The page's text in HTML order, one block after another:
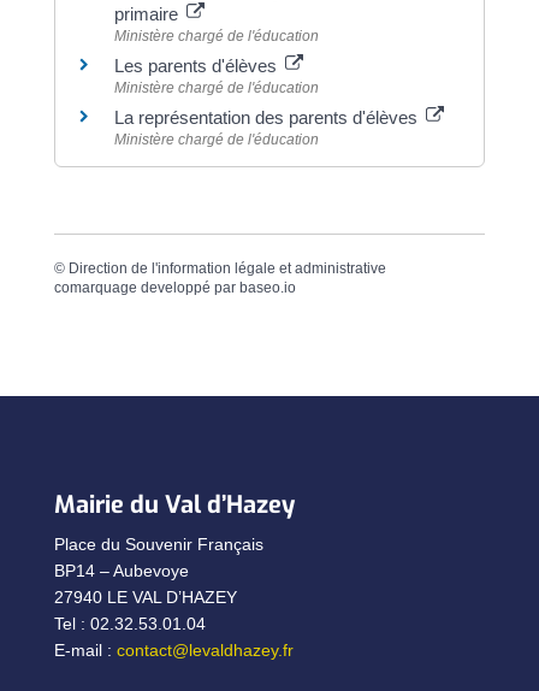
primaire
Ministère chargé de l'éducation
Les parents d'élèves
Ministère chargé de l'éducation
La représentation des parents d'élèves
Ministère chargé de l'éducation
© Direction de l'information légale et administrative
comarquage developpé par baseo.io
Mairie du Val d’Hazey
Place du Souvenir Français
BP14 – Aubevoye
27940 LE VAL D’HAZEY
Tel : 02.32.53.01.04
E-mail : contact@levaldhazey.fr